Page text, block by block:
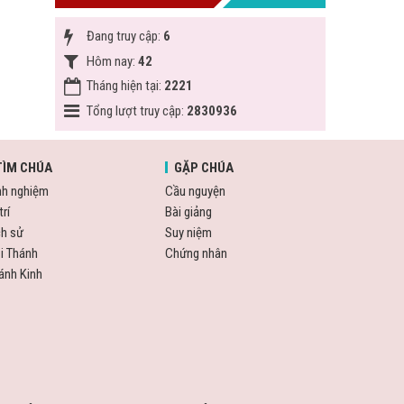
Đang truy cập: 6
Hôm nay: 42
Tháng hiện tại: 2221
Tổng lượt truy cập: 2830936
CHÚA
nghiệm
sử
Thánh
Kinh
GẶP CHÚA
Cầu nguyện
Bài giảng
Suy niệm
Chứng nhân